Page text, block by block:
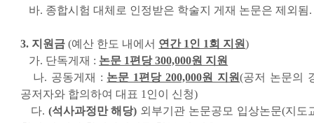
바. 종합시험 대체로 인정받은 학술지 게재 논문은 제외됨.
3. 지원금 (예산 한도 내에서 연간 1인 1회 지원)
가. 단독게재 : 논문 1편당 300,000원 지원
나. 공동게재 : 논문 1편당 200,000원 지원(공저 논문의
공저자와 합의하여 대표 1인이 신청)
다. (석사과정만 해당) 외부기관 논문공모 입상논문(지도